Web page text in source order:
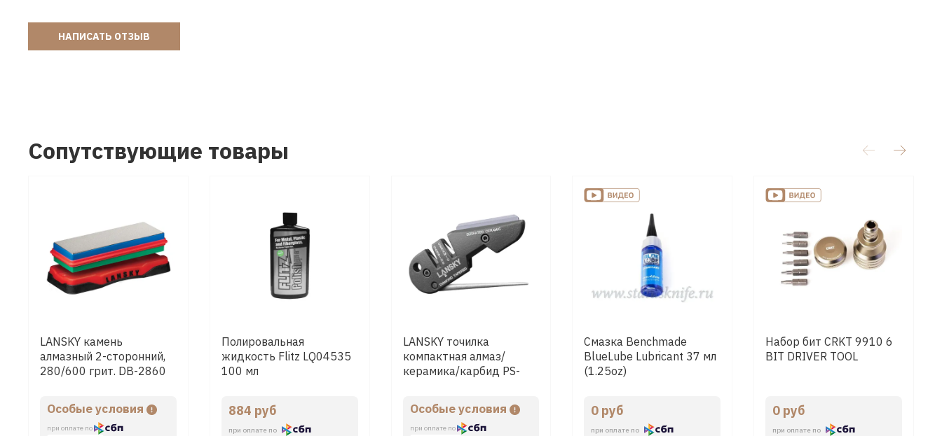
НАПИСАТЬ ОТЗЫВ
Сопутствующие товары
LANSKY камень
алмазный 2-сторонний,
280/600 грит. DB-2860
Особые условия
при оплате по
Полировальная
жидкость Flitz LQ04535
100 мл
884 руб
при оплате по
LANSKY точилка
компактная алмаз/
керамика/карбид PS-
Особые условия
при оплате по
Смазка Benchmade
BlueLube Lubricant 37 мл
(1.25oz)
0 руб
при оплате по
Набор бит CRKT 9910 6
BIT DRIVER TOOL
0 руб
при оплате по